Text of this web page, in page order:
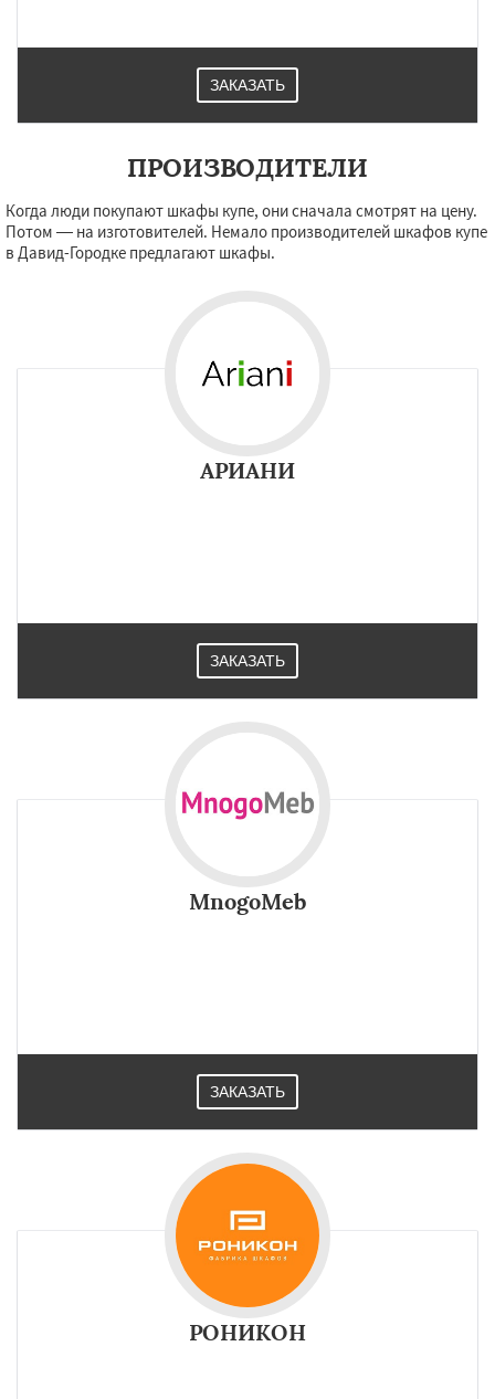
ЗАКАЗАТЬ
ПРОИЗВОДИТЕЛИ
Когда люди покупают шкафы купе, они сначала смотрят на цену.
Потом — на изготовителей. Немало производителей шкафов купе
в Давид-Городке предлагают шкафы.
АРИАНИ
ЗАКАЗАТЬ
MnogoMeb
ЗАКАЗАТЬ
РОНИКОН